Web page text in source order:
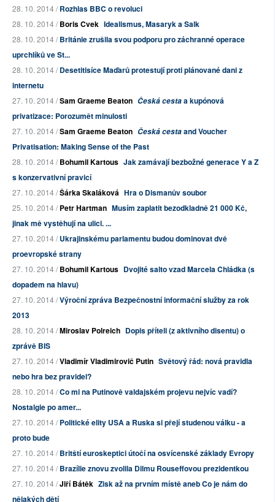
28. 10. 2014 /Rozhlas BBC o revoluci
28. 10. 2014 /Boris Cvek Idealismus, Masaryk a Salk
28. 10. 2014 /Británie zrušila svou podporu pro záchranné operace
uprchlíků ve St...
28. 10. 2014 /Desetitisíce Maďarů protestují proti plánované dani z
internetu
27. 10. 2014 /Sam Graeme Beaton Česká cestaa kupónová
privatizace: Porozumět minulosti
27. 10. 2014 /Sam Graeme Beaton Česká cestaand Voucher
Privatisation: Making Sense of the Past
28. 10. 2014 /Bohumil Kartous Jak zamávají bezbožné generace Y a Z
s konzervativní pravicí
27. 10. 2014 /Šárka Skaláková Hra o Dismanův soubor
25. 10. 2014 /Petr Hartman Musím zaplatit bezodkladně 21 000 Kč,
jinak mě vystěhují na ulici. ...
27. 10. 2014 /Ukrajinskému parlamentu budou dominovat dvě
proevropské strany
27. 10. 2014 /Bohumil Kartous Dvojité salto vzad Marcela Chládka (s
dopadem na hlavu)
27. 10. 2014 /Výroční zpráva Bezpečnostní informační služby za rok
2013
28. 10. 2014 /Miroslav Polreich Dopis příteli (z aktivního disentu) o
zprávě BIS
27. 10. 2014 /Vladimír Vladimirovič Putin Světový řád: nová pravidla
nebo hra bez pravidel?
28. 10. 2014 /Co mi na Putinově valdajském projevu nejvíc vadí?
Nostalgie po amer...
27. 10. 2014 /Politické elity USA a Ruska si přejí studenou válku - a
proto bude
27. 10. 2014 /Britští euroskeptici útočí na osvícenské základy Evropy
27. 10. 2014 /Brazílie znovu zvolila Dilmu Rouseffovou prezidentkou
27. 10. 2014 /Jiří Bátěk Zisk až na prvním místě aneb Co je nám do
nějakých dětí